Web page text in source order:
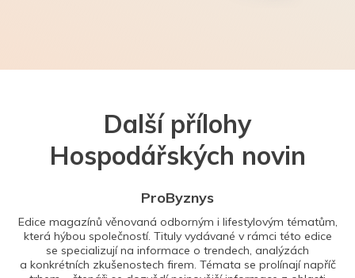
Další přílohy
Hospodářských novin
ProByznys
Edice magazínů věnovaná odborným i lifestylovým tématům,
která hýbou společností. Tituly vydávané v rámci této edice
se specializují na informace o trendech, analýzách
a konkrétních zkušenostech firem. Témata se prolínají napříč